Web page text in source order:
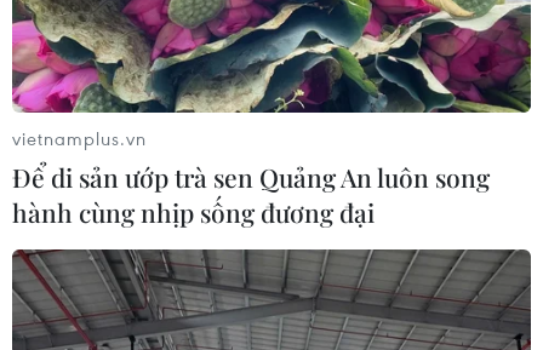
vietnamplus.vn
Để di sản ướp trà sen Quảng An luôn song
hành cùng nhịp sống đương đại